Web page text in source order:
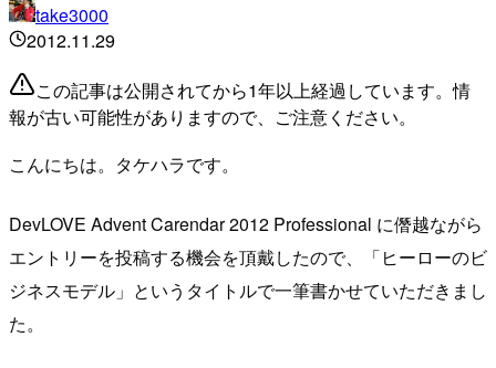
take3000
2012.11.29
この記事は公開されてから1年以上経過しています。情
報が古い可能性がありますので、ご注意ください。
こんにちは。タケハラです。
DevLOVE Advent Carendar 2012 Professional に僭越ながら
エントリーを投稿する機会を頂戴したので、「ヒーローのビ
ジネスモデル」というタイトルで一筆書かせていただきまし
た。